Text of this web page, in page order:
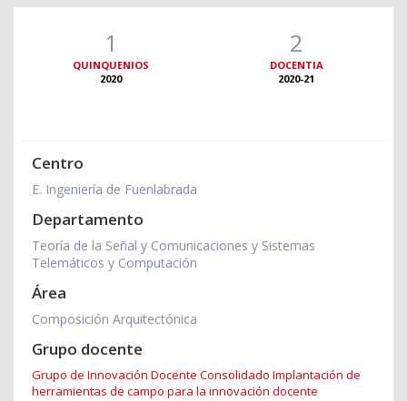
1
QUINQUENIOS
2020
2
DOCENTIA
2020-21
Centro
E. Ingeniería de Fuenlabrada
Departamento
Teoría de la Señal y Comunicaciones y Sistemas
Telemáticos y Computación
Área
Composición Arquitectónica
Grupo docente
Grupo de Innovación Docente Consolidado Implantación de
herramientas de campo para la innovación docente